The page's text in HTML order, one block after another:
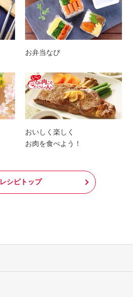
お弁当なび
おいしく楽しく
お肉を食べよう！
レシピトップ